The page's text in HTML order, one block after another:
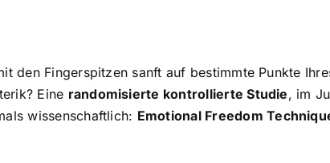
den Fingerspitzen sanft auf bestimmte Punkte
Eine randomisierte kontrollierte Studie, im
wissenschaftlich: Emotional Freedom